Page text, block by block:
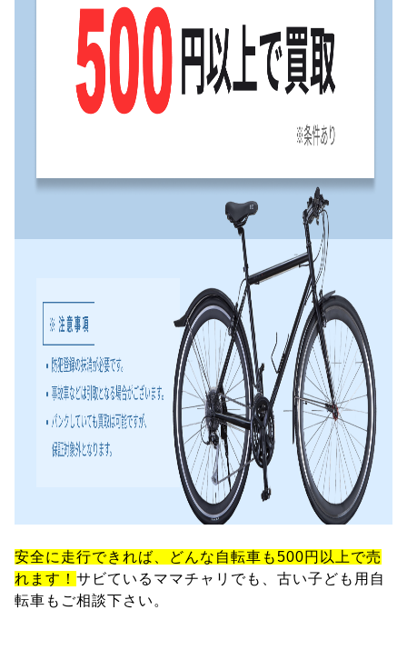
安全に走行できれば、どんな自転車も500円以上で売
れます！ サビているママチャリでも、古い子ども用自
転車もご相談下さい。